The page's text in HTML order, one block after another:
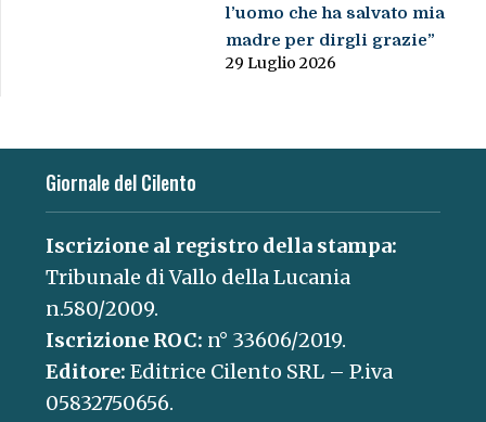
l’uomo che ha salvato mia
madre per dirgli grazie”
29 Luglio 2026
Giornale del Cilento
Iscrizione al registro della stampa:
Tribunale di Vallo della Lucania
n.580/2009.
Iscrizione ROC: n° 33606/2019.
Editore: Editrice Cilento SRL – P.iva
05832750656.